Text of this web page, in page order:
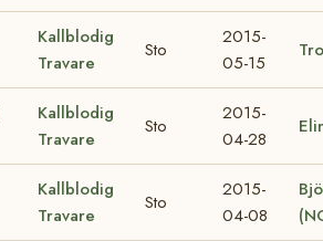
Kallblodig
Travare
Sto
2015-
05-15
Kallblodig
Travare
Sto
2015-
04-28
Kallblodig
Travare
Sto
2015-
04-08